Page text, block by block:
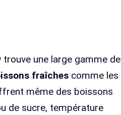
une large gamme de
fraîches comme les
même des boissons
de sucre, température